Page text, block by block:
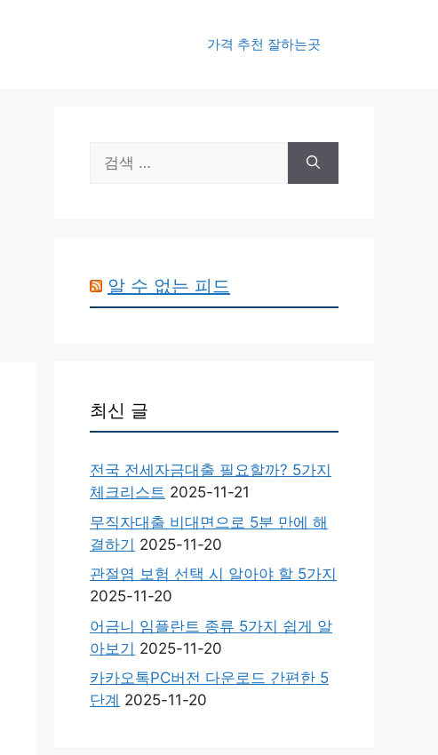
가격 추천 잘하는곳
색:
알 수 없는 피드
최신 글
전국 전세자금대출 필요할까? 5가지
체크리스트 2025-11-21
무직자대출 비대면으로 5분 만에 해
결하기 2025-11-20
관절염 보험 선택 시 알아야 할 5가지
2025-11-20
어금니 임플란트 종류 5가지 쉽게 알
아보기 2025-11-20
카카오톡PC버전 다운로드 간편한 5
단계 2025-11-20